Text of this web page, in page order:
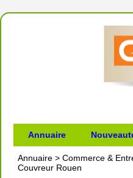
Annuaire
Annuaire > Commerce &
Couvreur Rouen